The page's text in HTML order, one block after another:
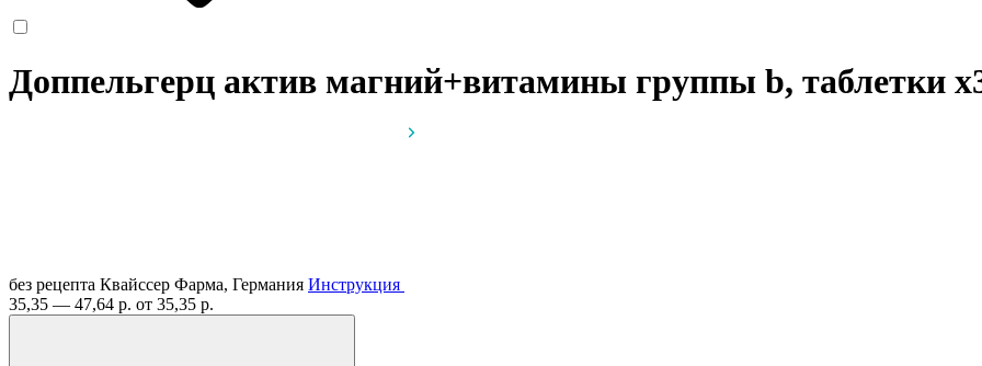
Доппельгерц актив магний+витамины группы b, таблетки
без рецепта Квайссер Фарма, Германия Инструкция
35,35 — 47,64 р. от 35,35 р.